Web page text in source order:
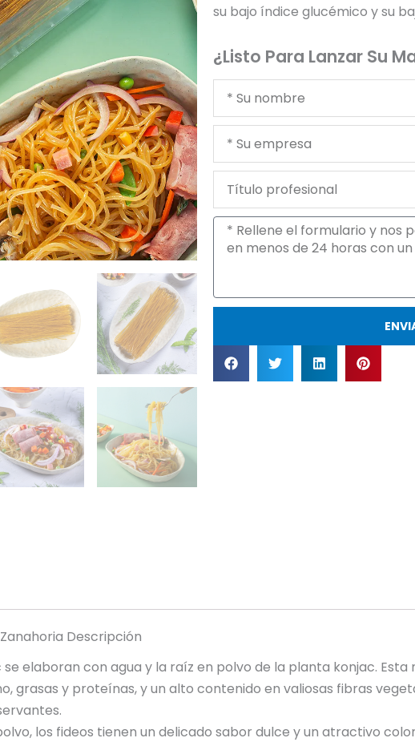
su bajo índice glucémico y su
¿Listo Para Lanzar Su
Título
profesional
Mensaje
Descripción
se elaboran con agua y la raíz en polvo de la planta konjac.
grasas y proteínas, y un alto contenido en valiosas fibras
los fideos tienen un delicado sabor dulce y un atractivo